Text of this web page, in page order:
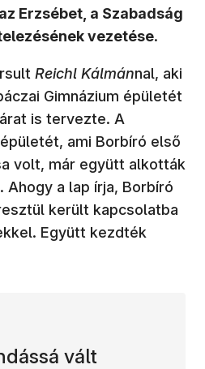
az Erzsébet, a Szabadság
vezetése.
Reichl Kálmánnal, aki
Gimnázium épületét
is tervezte. A
ami Borbíró első
volt, már együtt alkották
Ahogy a lap írja, Borbíró
került kapcsolatba
Együtt kezdték
vált